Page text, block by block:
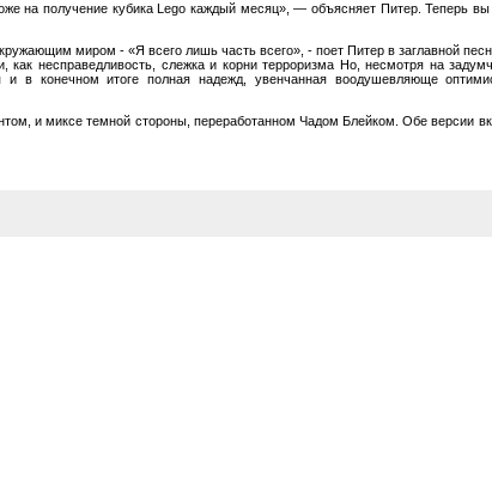
на получение кубика Lego каждый месяц», — объясняет Питер. Теперь
миром - «Я всего лишь часть всего», - поет Питер в заглавной
несправедливость, слежка и корни терроризма Но, несмотря на
в конечном итоге полная надежд, увенчанная воодушевляюще
и миксе темной стороны, переработанном Чадом Блейком. Обе версии